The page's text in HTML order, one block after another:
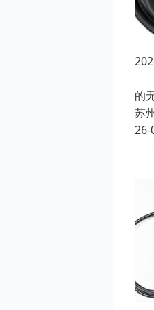
的
苏
26-